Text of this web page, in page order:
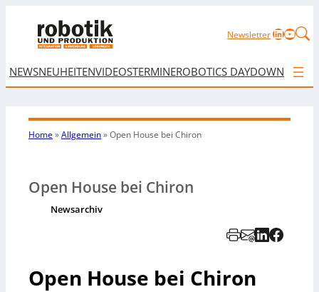
NewsletterLinkedIn
NEWSNEUHEITENVIDEOSTERMINEROBOTICS DAYDOWNLOAD
Home»Allgemein»Open House bei Chiron
Open House bei Chiron
Newsarchiv
Open House bei Chiron